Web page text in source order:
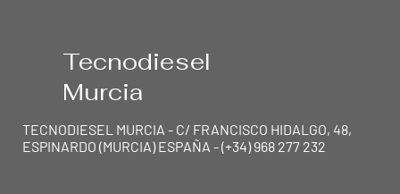
Tecnodiesel
Murcia
TECNODIESEL MURCIA - C/ FRANCISCO HIDALGO, 48,
ESPINARDO (MURCIA) ESPAÑA - (+34) 968 277 232